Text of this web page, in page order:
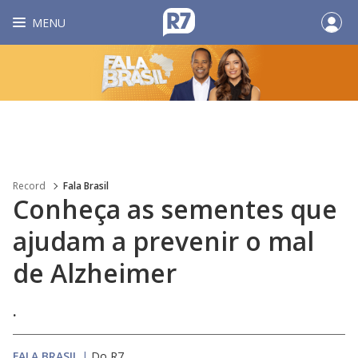
MENU
Record Fala Brasil
Conheça as sementes que
ajudam a prevenir o mal
de Alzheimer
.